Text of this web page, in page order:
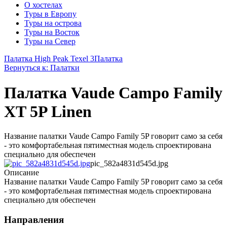
О хостелах
Туры в Европу
Туры на острова
Туры на Восток
Туры на Север
Палатка High Peak Texel 3Палатка
Вернуться к: Палатки
Палатка Vaude Campo Family
XT 5P Linen
Название палатки Vaude Campo Family 5P говорит само за себя
- это комфортабельная пятиместная модель спроектирована
специально для обеспечен
pic_582a4831d545d.jpg
Описание
Название палатки Vaude Campo Family 5P говорит само за себя
- это комфортабельная пятиместная модель спроектирована
специально для обеспечен
Направления